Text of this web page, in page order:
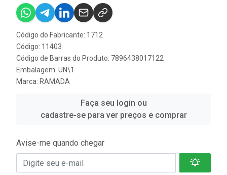
Código do Fabricante: 1712
Código: 11403
Código de Barras do Produto: 7896438017122
Embalagem: UN\1
Marca: RAMADA
Faça seu login ou
cadastre-se para ver preços e comprar
Avise-me quando chegar